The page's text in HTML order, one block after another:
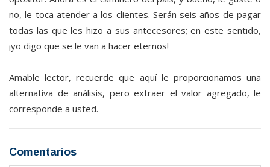
no, le toca atender a los clientes. Serán seis años de pagar
todas las que les hizo a sus antecesores; en este sentido,
¡yo digo que se le van a hacer eternos!
Amable lector, recuerde que aquí le proporcionamos una
alternativa de análisis, pero extraer el valor agregado, le
corresponde a usted.
Comentarios